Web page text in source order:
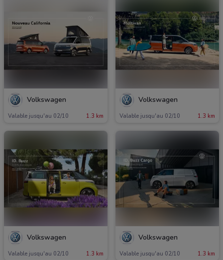
Volkswagen
Valable jusqu'au 02/10 1.3 km
Volkswagen
Valable jusqu'au 02/10 1.3 km
Volkswagen
Valable jusqu'au 02/10 1.3 km
Volkswagen
Valable jusqu'au 02/10 1.3 km